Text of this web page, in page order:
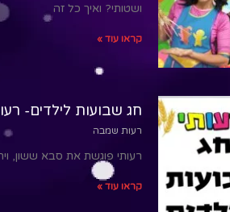
ושטותי? ואיך כל זה
קראו עוד »
חג שבועות לילדים-
רעות שמבה
רעותי פוגשת את סבא ששון,
קראו עוד »